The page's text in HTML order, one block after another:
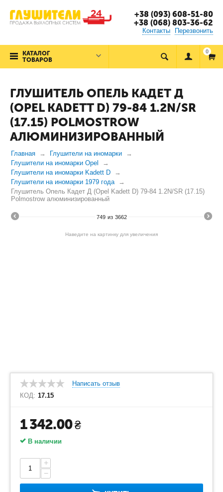
+38 (093) 608-51-80
+38 (068) 803-36-62
Контакты Перезвонить
КАТАЛОГ
ТОВАРОВ
0
ГЛУШИТЕЛЬ ОПЕЛЬ КАДЕТ Д
(OPEL KADETT D) 79-84 1.2N/SR
(17.15) POLMOSTROW
АЛЮМИНИЗИРОВАННЫЙ
Главная
Глушители на иномарки
Глушители на иномарки Opel
Глушители на иномарки Kadett D
Глушители на иномарки 1979 года
Глушитель Опель Кадет Д (Opel Kadett D) 79-84 1.2N/SR (17.15)
Polmostrow алюминизированный
749 из 3662
Наведите на картинку для увеличения
Написать отзыв
КОД: 17.15
1 342.00₴
В наличии
+
−